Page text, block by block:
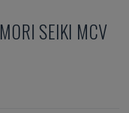
MORI SEIKI MCV